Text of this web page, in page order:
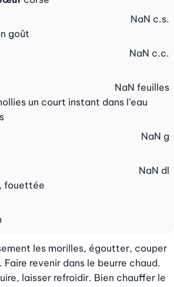
goût
NaN c.s.
NaN c.c.
un court instant dans l’eau
NaN feuilles
NaN g
, fouettée
NaN dl
les morilles, égoutter, couper
Faire revenir dans le beurre chaud.
laisser refroidir. Bien chauffer le